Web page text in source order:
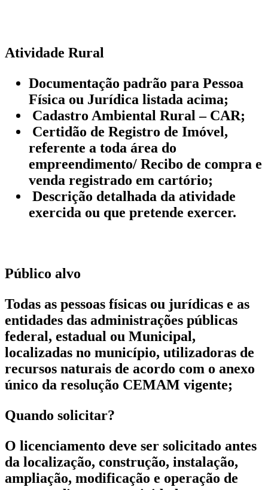
Atividade Rural
Documentação padrão para Pessoa
Física ou Jurídica listada acima;
Cadastro Ambiental Rural – CAR;
Certidão de Registro de Imóvel,
referente a toda área do
empreendimento/ Recibo de compra e
venda registrado em cartório;
Descrição detalhada da atividade
exercida ou que pretende exercer.
Público alvo
Todas as pessoas físicas ou jurídicas e as
entidades das administrações públicas
federal, estadual ou Municipal,
localizadas no município, utilizadoras de
recursos naturais de acordo com o anexo
único da resolução CEMAM vigente;
Quando solicitar?
O licenciamento deve ser solicitado antes
da localização, construção, instalação,
ampliação, modificação e operação de